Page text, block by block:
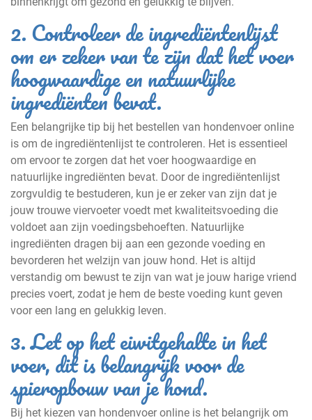
2. Controleer de ingrediëntenlijst
om er zeker van te zijn dat het voer
hoogwaardige en natuurlijke
ingrediënten bevat.
Een belangrijke tip bij het bestellen van hondenvoer online
is om de ingrediëntenlijst te controleren. Het is essentieel
om ervoor te zorgen dat het voer hoogwaardige en
natuurlijke ingrediënten bevat. Door de ingrediëntenlijst
zorgvuldig te bestuderen, kun je er zeker van zijn dat je
jouw trouwe viervoeter voedt met kwaliteitsvoeding die
voldoet aan zijn voedingsbehoeften. Natuurlijke
ingrediënten dragen bij aan een gezonde voeding en
bevorderen het welzijn van jouw hond. Het is altijd
verstandig om bewust te zijn van wat je jouw harige vriend
precies voert, zodat je hem de beste voeding kunt geven
voor een lang en gelukkig leven.
3. Let op het eiwitgehalte in het
voer, dit is belangrijk voor de
spieropbouw van je hond.
Bij het kiezen van hondenvoer online is het belangrijk om